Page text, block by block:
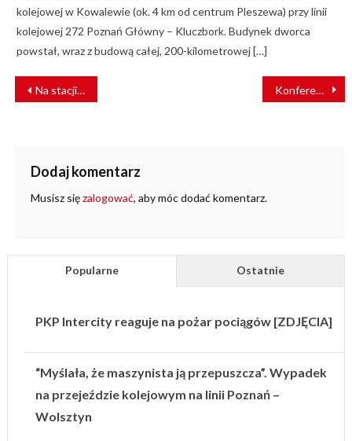
kolejowej w Kowalewie (ok. 4 km od centrum Pleszewa) przy linii
kolejowej 272 Poznań Główny – Kluczbork. Budynek dworca
powstał, wraz z budową całej, 200-kilometrowej […]
NAWIGACJA
WPISU
Na stacji Kondratowicza na linii metra M2 pojawiła się część peronu Konferencja “Energetyka na Kolei” przełożona. Kiedy nowy termin?
Dodaj komentarz
Musisz sięzalogować, aby móc dodać komentarz.
Popularne Ostatnie
PKP Intercity reaguje na pożar pociągów [ZDJĘCIA]
“Myślała, że maszynista ją przepuszcza”. Wypadek
na przejeździe kolejowym na linii Poznań –
Wolsztyn